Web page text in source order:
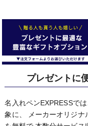
プレゼントに
名入れペンEXPRESSで
象に、
メーカーオリジ